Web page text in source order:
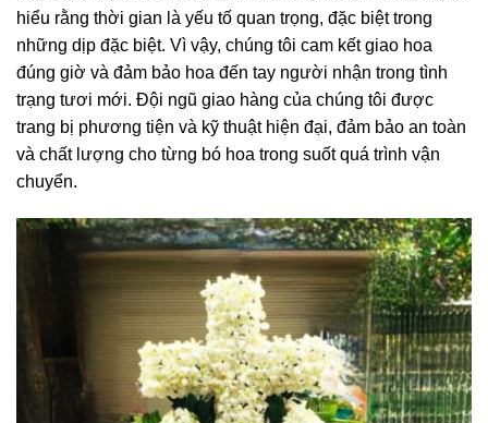
hiểu rằng thời gian là yếu tố quan trọng, đặc biệt trong
những dịp đặc biệt. Vì vậy, chúng tôi cam kết giao hoa
đúng giờ và đảm bảo hoa đến tay người nhận trong tình
trạng tươi mới. Đội ngũ giao hàng của chúng tôi được
trang bị phương tiện và kỹ thuật hiện đại, đảm bảo an toàn
và chất lượng cho từng bó hoa trong suốt quá trình vận
chuyển.